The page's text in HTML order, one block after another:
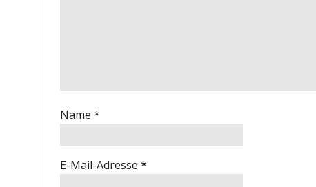
Name *
E-Mail-Adresse *